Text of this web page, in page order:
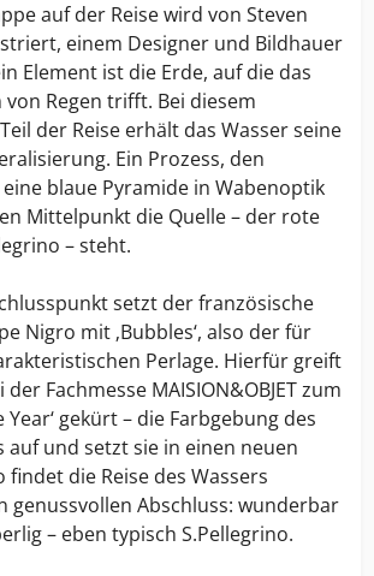
auf der Reise wird von Steven
einem Designer und Bildhauer
Element ist die Erde, auf die das
von Regen trifft. Bei diesem
der Reise erhält das Wasser seine
Ein Prozess, den
blaue Pyramide in Wabenoptik
Mittelpunkt die Quelle – der rote
– steht.
setzt der französische
Nigro mit ‚Bubbles‘, also der für
Perlage. Hierfür greift
Fachmesse MAISION&OBJET zum
Year‘ gekürt – die Farbgebung des
auf und setzt sie in einen neuen
findet die Reise des Wassers
genussvollen Abschluss: wunderbar
– eben typisch S.Pellegrino.